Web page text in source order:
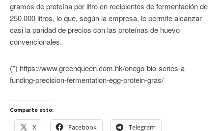
gramos de proteína por litro en recipientes de fermentación de
250.000 litros, lo que, según la empresa, le permite alcanzar
casi la paridad de precios con las proteínas de huevo
convencionales.
(*) https://www.greenqueen.com.hk/onego-bio-series-a-
funding-precision-fermentation-egg-protein-gras/
Comparte esto:
X Facebook Telegram